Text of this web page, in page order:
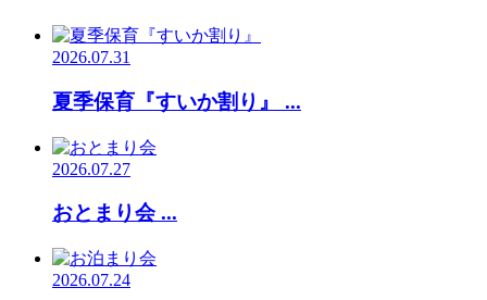
2026.07.31
夏季保育『すいか割り』 ...
2026.07.27
おとまり会 ...
2026.07.24